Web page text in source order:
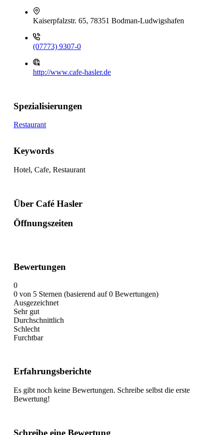
Kaiserpfalzstr. 65, 78351 Bodman-Ludwigshafen
(07773) 9307-0
http://www.cafe-hasler.de
Spezialisierungen
Restaurant
Keywords
Hotel, Cafe, Restaurant
Über Café Hasler
Öffnungszeiten
Bewertungen
0
0 von 5 Sternen (basierend auf 0 Bewertungen)
Ausgezeichnet
Sehr gut
Durchschnittlich
Schlecht
Furchtbar
Erfahrungsberichte
Es gibt noch keine Bewertungen. Schreibe selbst die erste
Bewertung!
Schreibe eine Bewertung